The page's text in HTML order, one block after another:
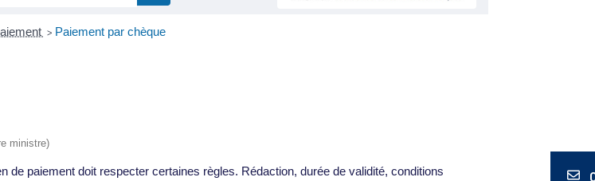
> Paiement par chèque
ministre)
paiement doit respecter certaines règles. Rédaction, durée de validité, conditions